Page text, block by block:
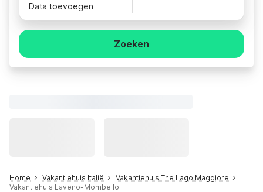
Data toevoegen
Zoeken
Home Vakantiehuis Italië
Vakantiehuis The Lago Maggiore
Vakantiehuis Laveno-Mombello